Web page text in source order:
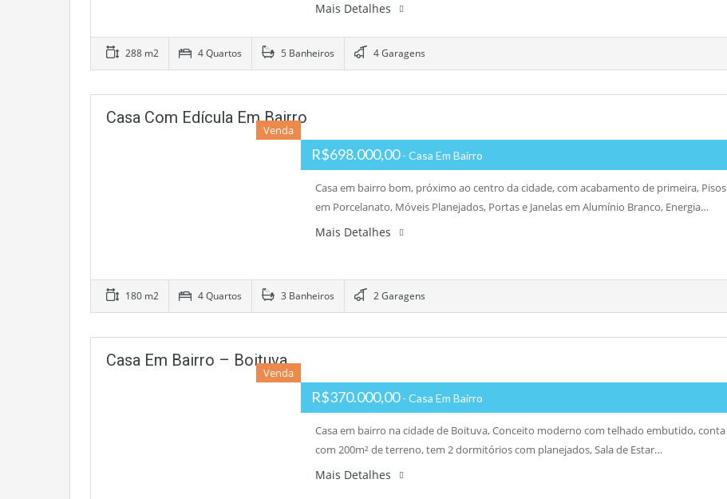
Mais Detalhes
288 m2 4 Quartos 5 Banheiros 4 Garagens
Casa Com Edícula Em Bairro
Venda
R$698.000,00- Casa Em Bairro
Casa em bairro bom, próximo ao centro da cidade, com acabamento de primeira, Pisos
em Porcelanato, Móveis Planejados, Portas e Janelas em Alumínio Branco, Energia…
Mais Detalhes
180 m2 4 Quartos 3 Banheiros 2 Garagens
Casa Em Bairro – Boituva
Venda
R$370.000,00- Casa Em Bairro
Casa em bairro na cidade de Boituva, Conceito moderno com telhado embutido, conta
com 200m² de terreno, tem 2 dormitórios com planejados, Sala de Estar…
Mais Detalhes